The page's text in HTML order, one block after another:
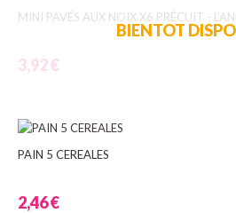
MINI PAVÉS AUX NOIX X6 PRÉCUIT -
3,92 €
BIENTOT
PAIN 5 CEREALES
2,46 €